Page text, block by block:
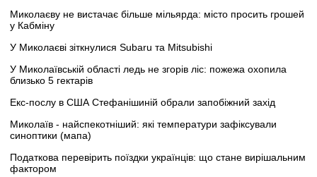
Миколаєву не вистачає більше мільярда: місто просить грошей
у Кабміну
У Миколаєві зіткнулися Subaru та Mitsubishi
У Миколаївській області ледь не згорів ліс: пожежа охопила
близько 5 гектарів
Екс-послу в США Стефанішиній обрали запобіжний захід
Миколаїв - найспекотніший: які температури зафіксували
синоптики (мапа)
Податкова перевірить поїздки українців: що стане вирішальним
фактором